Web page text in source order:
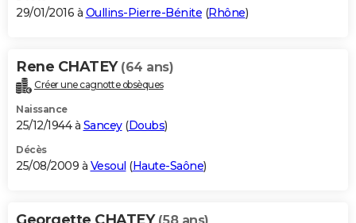
29/01/2016 à Oullins-Pierre-Bénite (Rhône)
Rene CHATEY (64 ans)
Créer une cagnotte obsèques
Naissance
25/12/1944 à Sancey(Doubs)
Décès
25/08/2009 à Vesoul (Haute-Saône)